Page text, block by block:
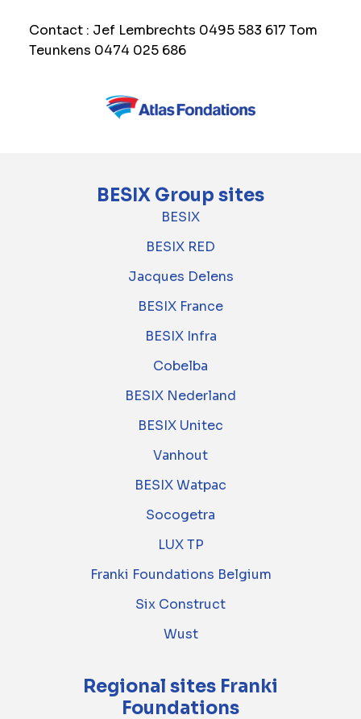
Contact : Jef Lembrechts 0495 583 617 Tom
Teunkens 0474 025 686
BESIX Group sites
BESIX
BESIX RED
Jacques Delens
BESIX France
BESIX Infra
Cobelba
BESIX Nederland
BESIX Unitec
Vanhout
BESIX Watpac
Socogetra
LUX TP
Franki Foundations Belgium
Six Construct
Wust
Regional sites Franki
Foundations